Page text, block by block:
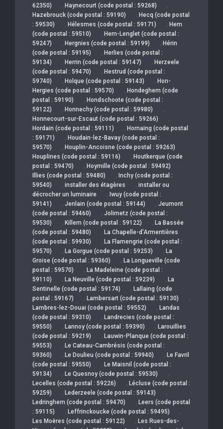
62350)
, Haynecourt (code postal : 59268) ,
Hazebrouck (code postal : 59190) , Hecq (code postal
: 59530)
, Hélesmes (code postal : 59171) , Hem
(code postal : 59510)
, Hem-Lenglet (code postal :
59247)
, Hergnies (code postal : 59199) , Hérin
(code postal : 59195)
, Herlies (code postal :
59134)
, Herrin (code postal : 59147) , Herzeele
(code postal : 59470)
, Hestrud (code postal :
59740)
, Holque (code postal : 59143) , Hon-
Hergies (code postal : 59570)
, Hondeghem (code
postal : 59190)
, Hondschoote (code postal :
59122)
, Honnechy (code postal : 59980) ,
Honnecourt-sur-Escaut (code postal : 59266) ,
Hordain (code postal : 59111) , Hornaing (code postal
: 59171)
, Houdain-lez-Bavay (code postal :
59570)
, Houplin-Ancoisne (code postal : 59263)
Houplines (code postal : 59116)
, Houtkerque (code
postal : 59470)
, Hoymille (code postal : 59492) ,
Illies (code postal : 59480) , Inchy (code postal :
59540)
, installer des étagères , installer ou
décrocher un luminaire
, Iwuy (code postal :
59141)
, Jenlain (code postal : 59144) , Jeumont
(code postal : 59460)
, Jolimetz (code postal :
59530)
, Killem (code postal : 59122) , La Bassée
(code postal : 59480)
, La Chapelle-d'Armentières
(code postal : 59930)
, La Flamengrie (code postal :
59570)
, La Gorgue (code postal : 59253) , La
Groise (code postal : 59360)
, La Longueville (code
postal : 59570)
, La Madeleine (code postal :
59110)
, La Neuville (code postal : 59239) , La
Sentinelle (code postal : 59174)
, Lallaing (code
postal : 59167)
, Lambersart (code postal : 59130) ,
Lambres-lez-Douai (code postal : 59552) , Landas
(code postal : 59310)
, Landrecies (code postal :
59550)
, Lannoy (code postal : 59390) , Larouillies
(code postal : 59219)
, Lauwin-Planque (code postal :
59553)
, Le Cateau-Cambrésis (code postal :
59360)
, Le Doulieu (code postal : 59940) , Le Favril
(code postal : 59550)
, Le Maisnil (code postal :
59134)
, Le Quesnoy (code postal : 59530) ,
Lecelles (code postal : 59226) , Lécluse (code postal :
59259)
, Lederzeele (code postal : 59143) ,
Ledringhem (code postal : 59470) , Leers (code postal
: 59115)
, Leffrinckoucke (code postal : 59495) ,
Les Moëres (code postal : 59122) , Les Rues-des-